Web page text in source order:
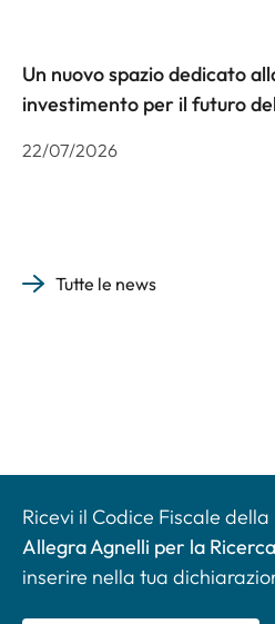
Un nuovo spazio dedicato
investimento per il futuro
22/07/2026
Tutte le news
Ricevi il Codice Fiscale della
Allegra Agnelli per la
inserire nella tua